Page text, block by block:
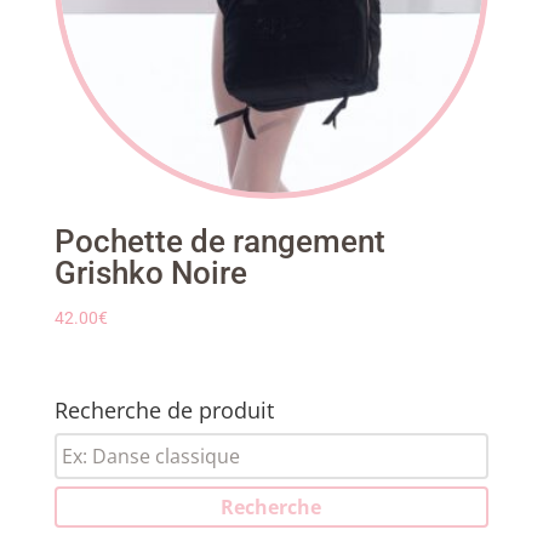
Pochette de rangement
Grishko Noire
42.00€
Recherche de produit
Recherche
pour :
Recherche